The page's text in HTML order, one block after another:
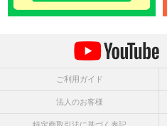
ご利用ガイド
法人のお客様